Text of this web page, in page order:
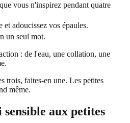
vous n'inspirez pendant quatre
adoucissez vos épaules.
un seul mot.
: de l'eau, une collation, une
trois, faites-en une. Les petites
même.
aux petites